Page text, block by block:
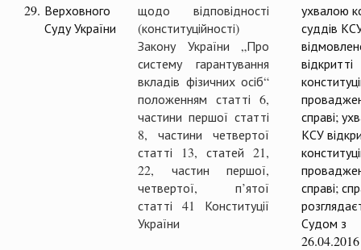
29. Верховного
Суду України
щодо відповідності
(конституційності)
Закону України „Про
систему гарантування
вкладів фізичних осіб“
положенням статті 6,
частини першої статті
8, частини четвертої
статті 13, статей 21,
22, частин першої,
четвертої, п’ятої
статті 41 Конституції
України
ухвалою
суддів
відкритті
справі;
КСУ
справі;
Судом з
26.04.2016